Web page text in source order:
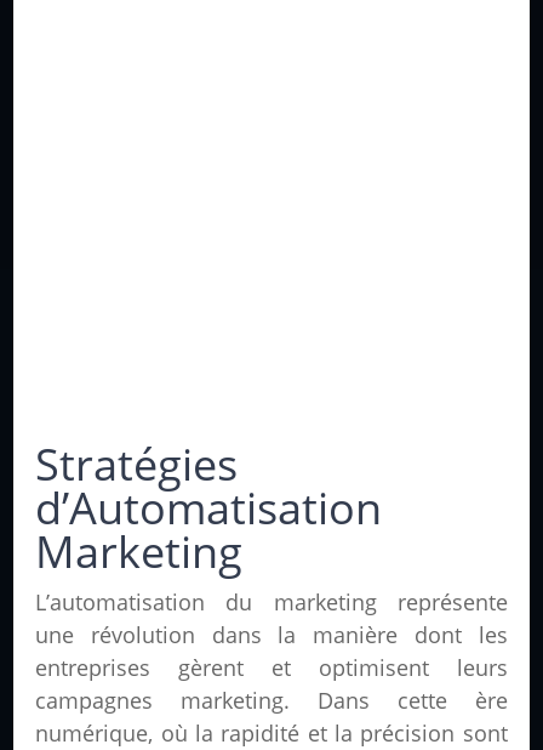
Stratégies
d’Automatisation
Marketing
L’automatisation du marketing représente
une révolution dans la manière dont les
entreprises gèrent et optimisent leurs
campagnes marketing. Dans cette ère
numérique, où la rapidité et la précision sont